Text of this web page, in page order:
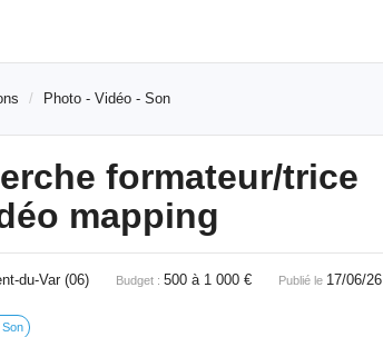
Photo - Vidéo - Son
formateur/trice
mapping
du-Var (06) Budget : 500 à 1 000 € Publié le 17/06/26
Son